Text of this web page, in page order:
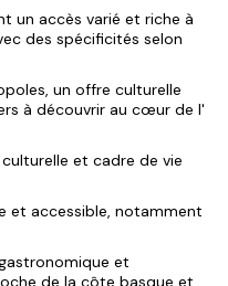
un accès varié et riche à
des spécificités selon
un offre culturelle
à découvrir au cœur de l'
et cadre de vie
et accessible, notamment
et
de la côte basque et